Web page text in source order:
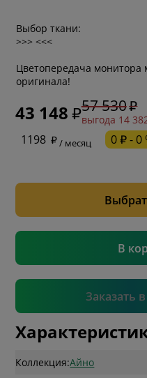
Выбор ткани:
>>> <<<
Цветопередача монитора
оригинала!
43 148 57 530
выгода 14
1198
/ месяц 0 ₽ - 0
В
Заказать
* обязательное поле
Коллекция:Айно